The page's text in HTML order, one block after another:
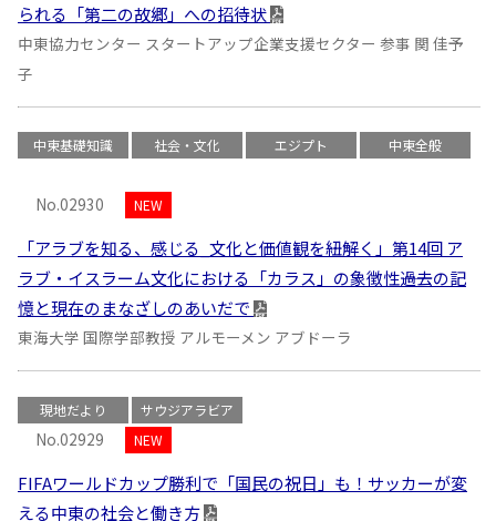
られる「第二の故郷」への招待状
中東協力センター スタートアップ企業支援セクター 参事 関 佳予
子
中東基礎知識 社会・文化 エジプト 中東全般
No.02930 NEW
「アラブを知る、感じる_文化と価値観を紐解く」第14回 ア
ラブ・イスラーム文化における「カラス」の象徴性――過去の記
憶と現在のまなざしのあいだで
東海大学 国際学部教授 アルモーメン アブドーラ
現地だより サウジアラビア
No.02929 NEW
FIFAワールドカップ勝利で「国民の祝日」も！サッカーが変
える中東の社会と働き方